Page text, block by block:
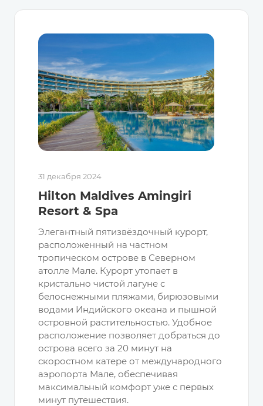
31 декабря 2024
Hilton Maldives Amingiri
Resort & Spa
Элегантный пятизвёздочный курорт,
расположенный на частном
тропическом острове в Северном
атолле Мале. Курорт утопает в
кристально чистой лагуне с
белоснежными пляжами, бирюзовыми
водами Индийского океана и пышной
островной растительностью. Удобное
расположение позволяет добраться до
острова всего за 20 минут на
скоростном катере от международного
аэропорта Мале, обеспечивая
максимальный комфорт уже с первых
минут путешествия.